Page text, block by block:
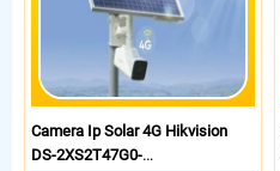
Camera Ip Solar 4G Hikvision
DS-2XS2T47G0-